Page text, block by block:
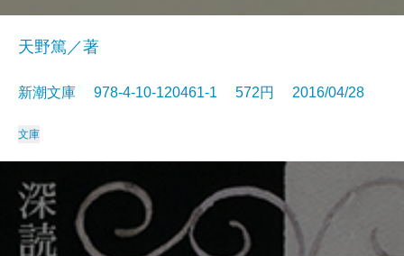
天野篤／著
新潮文庫 978-4-10-120461-1 572円 2016/04/28
文庫